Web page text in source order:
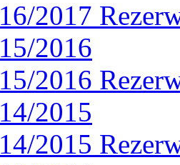
2017
2016
2016
2015
2015